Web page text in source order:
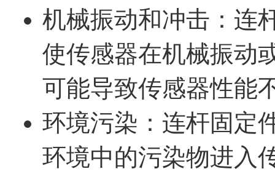
机械振动和冲击：连
使传感器在机械振动
可能导致传感器性能
环境污染：连杆固定
环境中的污染物进入